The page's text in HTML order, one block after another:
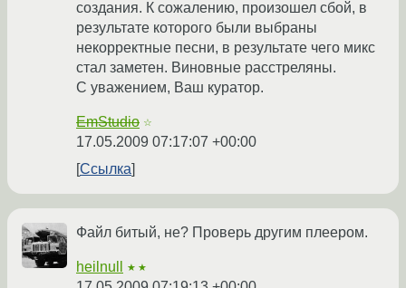
создания. К сожалению, произошел сбой, в
результате которого были выбраны
некорректные песни, в результате чего микс
стал заметен. Виновные расстреляны.
С уважением, Ваш куратор.
EmStudio ☆
17.05.2009 07:17:07 +00:00
Ссылка
Файл битый, не? Проверь другим плеером.
heilnull ★★